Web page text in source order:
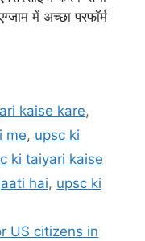
में अच्छा परफॉर्म
kaise kare,
me, upsc ki
ki taiyari kaise
hai, upsc ki
US citizens in